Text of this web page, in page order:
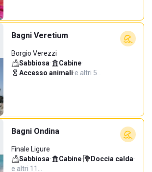
Bagni Veretium
Borgio Verezzi
Sabbiosa· Cabine·
Accesso animali·e altri 5…
Bagni Ondina
Finale Ligure
Sabbiosa· Cabine· Doccia calda·
e altri 11…